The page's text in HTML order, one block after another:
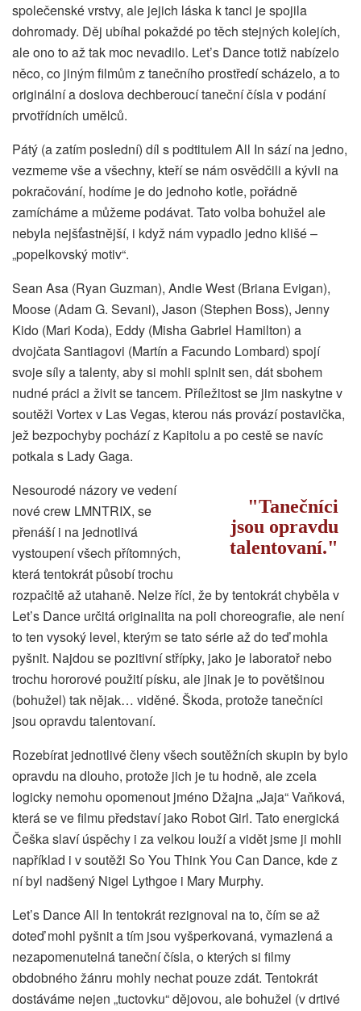
společenské vrstvy, ale jejich láska k tanci je spojila
dohromady. Děj ubíhal pokaždé po těch stejných kolejích,
ale ono to až tak moc nevadilo. Let’s Dance totiž nabízelo
něco, co jiným filmům z tanečního prostředí scházelo, a to
originální a doslova dechberoucí taneční čísla v podání
prvotřídních umělců.
Pátý (a zatím poslední) díl s podtitulem All In sází na jedno,
vezmeme vše a všechny, kteří se nám osvědčili a kývli na
pokračování, hodíme je do jednoho kotle, pořádně
zamícháme a můžeme podávat. Tato volba bohužel ale
nebyla nejšťastnější, i když nám vypadlo jedno klišé –
„popelkovský motiv“.
Sean Asa (Ryan Guzman), Andie West (Briana Evigan),
Moose (Adam G. Sevani), Jason (Stephen Boss), Jenny
Kido (Mari Koda), Eddy (Misha Gabriel Hamilton) a
dvojčata Santiagovi (Martín a Facundo Lombard) spojí
svoje síly a talenty, aby si mohli splnit sen, dát sbohem
nudné práci a živit se tancem. Příležitost se jim naskytne v
soutěži Vortex v Las Vegas, kterou nás provází postavička,
jež bezpochyby pochází z Kapitolu a po cestě se navíc
potkala s Lady Gaga.
Tanečníci
jsou opravdu
talentovaní.
Nesourodé názory ve vedení
nové crew LMNTRIX, se
přenáší i na jednotlivá
vystoupení všech přítomných,
která tentokrát působí trochu
rozpačitě až utahaně. Nelze říci, že by tentokrát chyběla v
Let’s Dance určitá originalita na poli choreografie, ale není
to ten vysoký level, kterým se tato série až do teď mohla
pyšnit. Najdou se pozitivní střípky, jako je laboratoř nebo
trochu hororové použití písku, ale jinak je to povětšinou
(bohužel) tak nějak… viděné. Škoda, protože tanečníci
jsou opravdu talentovaní.
Rozebírat jednotlivé členy všech soutěžních skupin by bylo
opravdu na dlouho, protože jich je tu hodně, ale zcela
logicky nemohu opomenout jméno Džajna „Jaja“ Vaňková,
která se ve filmu představí jako Robot Girl. Tato energická
Češka slaví úspěchy i za velkou louží a vidět jsme ji mohli
například i v soutěži So You Think You Can Dance, kde z
ní byl nadšený Nigel Lythgoe i Mary Murphy.
Let’s Dance All In tentokrát rezignoval na to, čím se až
doteď mohl pyšnit a tím jsou vyšperkovaná, vymazlená a
nezapomenutelná taneční čísla, o kterých si filmy
obdobného žánru mohly nechat pouze zdát. Tentokrát
dostáváme nejen „tuctovku“ dějovou, ale bohužel (v drtivé